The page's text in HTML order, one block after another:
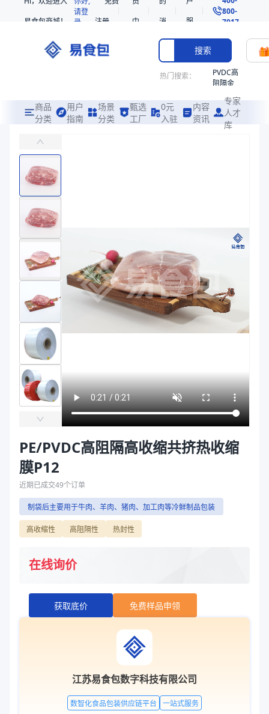
易食包商城！
请登
录
注册
中
消
息
服
务
800-
7017
搜索
热门搜索：
PVDC高
阻隔金
共挤热
收缩袋
拉伸膜
商品
分类
用户
指南
场景
分类
甄选
工厂
0元
入驻
内容
资讯
专家
人才
库
制袋后主要用于牛肉、羊肉、猪肉、加工肉等冷鲜制品包装
易食包（EPAK）专注于PE/PVDC高阻隔高收缩共挤热收缩膜P12包装
产品卖点：高收缩性、高阻隔性、热封性
应用场景：制袋后主要用于牛肉、羊肉、猪肉、加工肉等冷鲜制品包装
在线询价
商品参数
商品分类
热收缩膜
主要材质
PE、PVDC
50
主要材质
PE、PVDC
厚度（μm）
商品图片
PE/PVDC高阻隔高收缩共挤热收缩
膜P12
近期已成交49个订单
制袋后主要用于牛肉、羊肉、猪肉、加工肉等冷鲜制品包装
高收缩性 高阻隔性 热封性
在线询价
获取底价 免费样品申领
江苏易食包数字科技有限公司
数智化食品包装供应链平台 一站式服务